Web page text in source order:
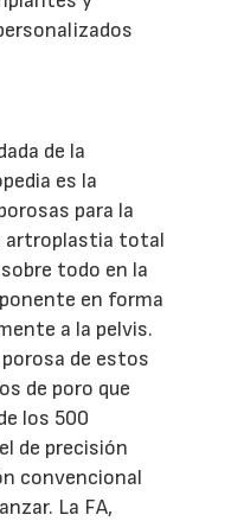
de la
es la
para la
artroplastia total
todo en la
en forma
a la pelvis.
de estos
de poro que
los 500
de precisión
convencional
La FA,